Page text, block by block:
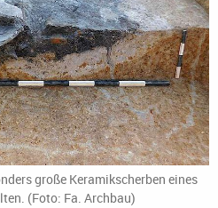
große Keramikscherben eines
(Foto: Fa. Archbau)